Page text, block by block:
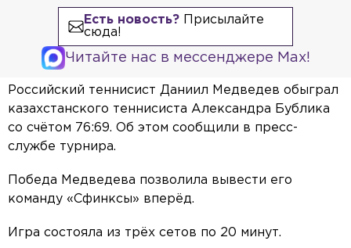
Есть новость?Присылайте
сюда!
Читайте нас в мессенджере Max!
Российский теннисист Даниил Медведев обыграл
казахстанского теннисиста Александра Бублика
со счётом 76:69. Об этом сообщили в пресс-
службе турнира.
Победа Медведева позволила вывести его
команду «Сфинксы» вперёд.
Игра состояла из трёх сетов по 20 минут.